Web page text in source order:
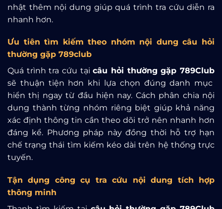
nhật thêm nội dung giúp quá trình tra cứu diễn ra
nhanh hơn.
Ưu tiên tìm kiếm theo nhóm nội dung câu hỏi
thường gặp 789club
Quá trình tra cứu tạicâu hỏi thường gặp 789Club
sẽ thuận tiện hơn khi lựa chọn đúng danh mục
hiển thị ngay từ đầu hiện nay. Cách phân chia nội
dung thành từng nhóm riêng biệt giúp khả năng
xác định thông tin cần theo dõi trở nên nhanh hơn
đáng kể. Phương pháp này đồng thời hỗ trợ hạn
chế trạng thái tìm kiếm kéo dài trên hệ thống trực
tuyến.
Tận dụng công cụ tra cứu nội dung tích hợp
thông minh